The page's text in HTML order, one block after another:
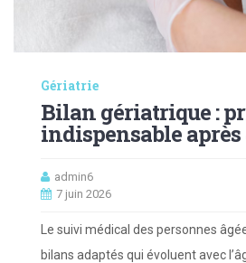
Gériatrie
Bilan gériatrique :
indispensable après
admin6
7 juin 2026
Le suivi médical des personnes
bilans adaptés qui évoluent avec